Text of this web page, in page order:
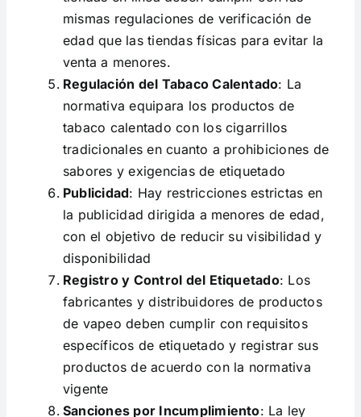
mismas regulaciones de verificación de
edad que las tiendas físicas para evitar la
venta a menores​.
Regulación del Tabaco Calentado: La
normativa equipara los productos de
tabaco calentado con los cigarrillos
tradicionales en cuanto a prohibiciones de
sabores y exigencias de etiquetado​
Publicidad: Hay restricciones estrictas en
la publicidad dirigida a menores de edad,
con el objetivo de reducir su visibilidad y
disponibilidad​
Registro y Control del Etiquetado: Los
fabricantes y distribuidores de productos
de vapeo deben cumplir con requisitos
específicos de etiquetado y registrar sus
productos de acuerdo con la normativa
vigente​
Sanciones por Incumplimiento: La ley